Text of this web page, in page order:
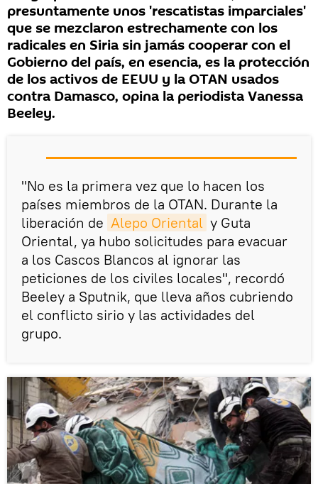
presuntamente unos 'rescatistas imparciales'
que se mezclaron estrechamente con los
radicales en Siria sin jamás cooperar con el
Gobierno del país, en esencia, es la protección
de los activos de EEUU y la OTAN usados
contra Damasco, opina la periodista Vanessa
Beeley.
"No es la primera vez que lo hacen los
países miembros de la OTAN. Durante la
liberación de Alepo Oriental y Guta
Oriental, ya hubo solicitudes para evacuar
a los Cascos Blancos al ignorar las
peticiones de los civiles locales", recordó
Beeley a Sputnik, que lleva años cubriendo
el conflicto sirio y las actividades del
grupo.